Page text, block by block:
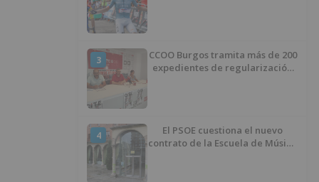
3
CCOO Burgos tramita más de 200
expedientes de regularización
4
El PSOE cuestiona el nuevo
contrato de la Escuela de Música